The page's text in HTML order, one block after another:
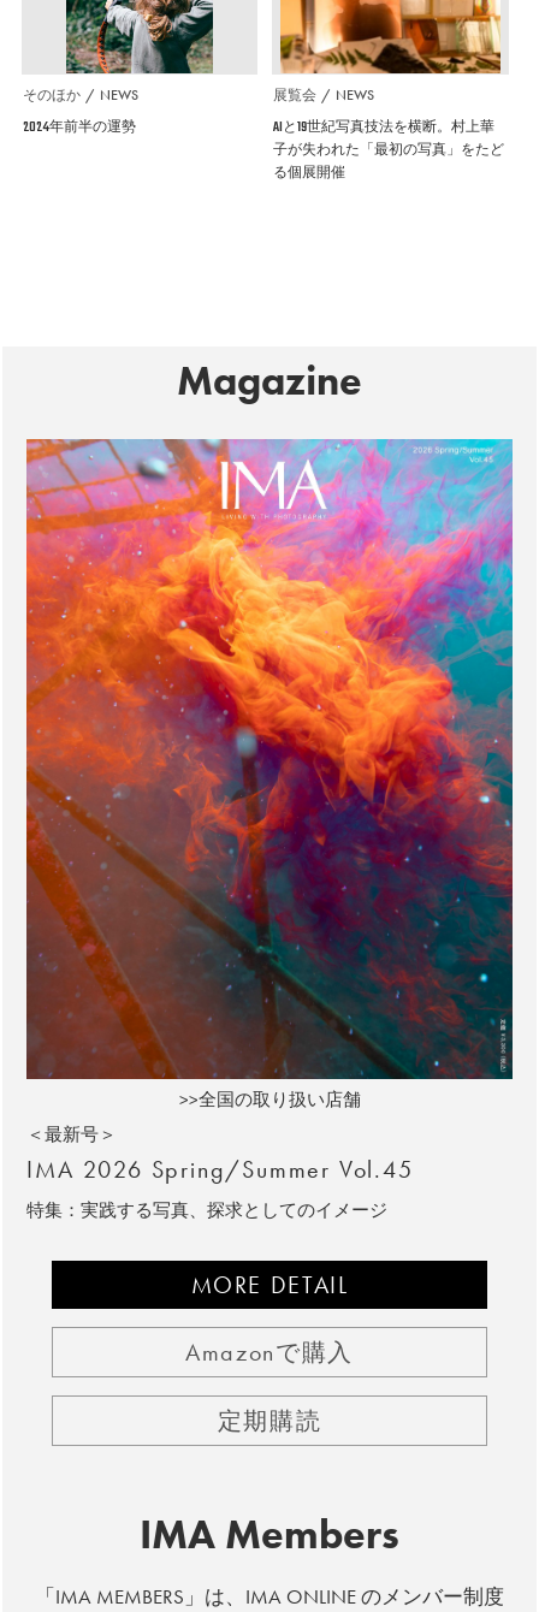
そのほか NEWS
2024年前半の運勢
展覧会 NEWS
AIと19世紀写真技法を横断。村上華
子が失われた「最初の写真」をたど
る個展開催
Magazine
>>全国の取り扱い店舗
＜最新号＞
IMA 2026 Spring/Summer Vol.45
特集：実践する写真、探求としてのイメージ
MORE DETAIL
Amazonで購入
定期購読
IMA Members
「IMA MEMBERS」は、IMA ONLINE のメンバー制度